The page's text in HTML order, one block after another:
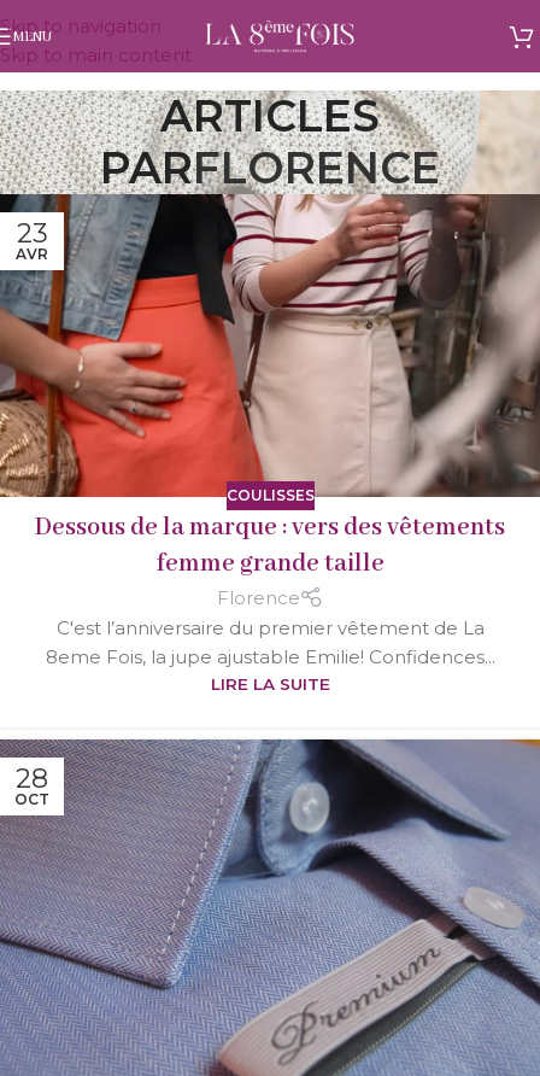
Skip to navigation
Skip to main content
MENU
ARTICLES
PARFLORENCE
23
AVR
COULISSES
Dessous de la marque : vers des vêtements
femme grande taille
Florence
C'est l’anniversaire du premier vêtement de La
8eme Fois, la jupe ajustable Emilie! Confidences...
LIRE LA SUITE
28
OCT